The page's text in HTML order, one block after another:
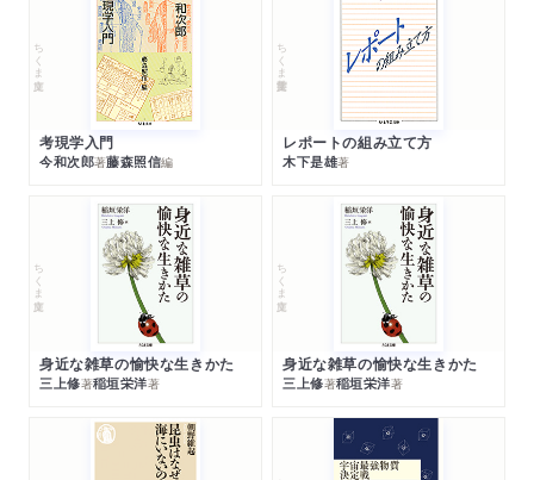
ちくま文庫
考現学入門
今和次郎著藤森照信編
ちくま学芸文庫
レポートの組み立て方
木下是雄著
ちくま文庫
身近な雑草の愉快な生きかた
三上修著稲垣栄洋著
ちくま文庫
身近な雑草の愉快な生きかた
三上修著稲垣栄洋著